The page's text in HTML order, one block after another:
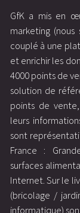
GfK a mis en
marketing
couplé à une
et enrichir les
4000 points de
solution de
points de
leurs
sont
France :
surfaces
Internet. Sur le
(bricolage /
informatique)